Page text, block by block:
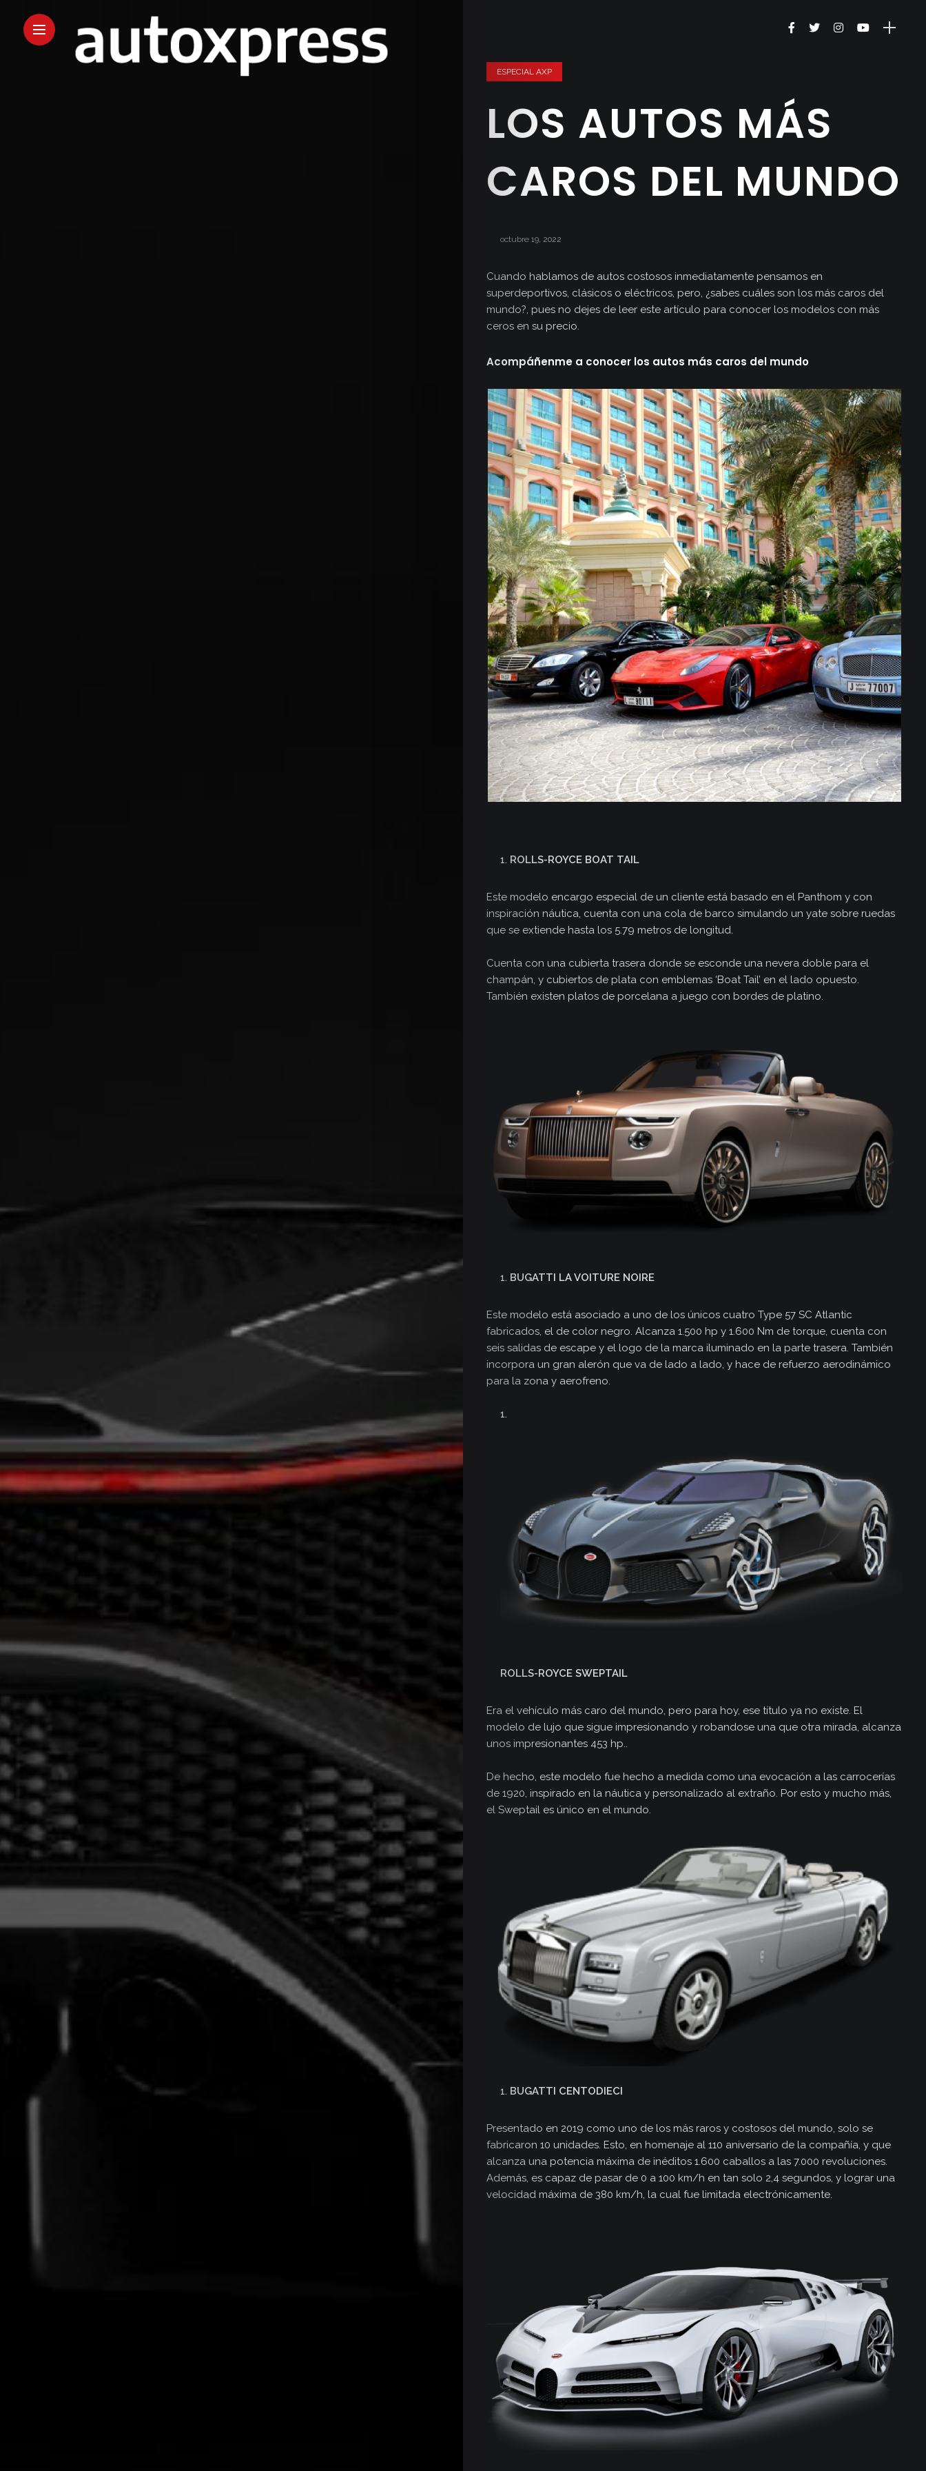
Inicio
Secciones
Revista
Videos
Seminuevos
Kit
Contacto
ESPECIAL AXP
LOS AUTOS MÁS
CAROS DEL MUNDO
octubre 19, 2022
Cuando hablamos de autos costosos inmediatamente pensamos en
superdeportivos, clásicos o eléctricos, pero, ¿sabes cuáles son los más caros del
mundo?, pues no dejes de leer este artículo para conocer los modelos con más
ceros en su precio.
Acompáñenme a conocer los autos más caros del mundo
ROLLS-ROYCE BOAT TAIL
Este modelo encargo especial de un cliente está basado en el Panthom y con
inspiración náutica, cuenta con una cola de barco simulando un yate sobre ruedas
que se extiende hasta los 5.79 metros de longitud.
Cuenta con una cubierta trasera donde se esconde una nevera doble para el
champán, y cubiertos de plata con emblemas ‘Boat Tail’ en el lado opuesto.
También existen platos de porcelana a juego con bordes de platino.
BUGATTI LA VOITURE NOIRE
Este modelo está asociado a uno de los únicos cuatro Type 57 SC Atlantic
fabricados, el de color negro. Alcanza 1.500 hp y 1.600 Nm de torque, cuenta con
seis salidas de escape y el logo de la marca iluminado en la parte trasera. También
incorpora un gran alerón que va de lado a lado, y hace de refuerzo aerodinámico
para la zona y aerofreno.
ROLLS-ROYCE SWEPTAIL
Era el vehículo más caro del mundo, pero para hoy, ese título ya no existe. El
modelo de lujo que sigue impresionando y robandose una que otra mirada, alcanza
unos impresionantes 453 hp..
De hecho, este modelo fue hecho a medida como una evocación a las carrocerías
de 1920, inspirado en la náutica y personalizado al extraño. Por esto y mucho más,
el Sweptail es único en el mundo.
BUGATTI CENTODIECI
Presentado en 2019 como uno de los más raros y costosos del mundo, solo se
fabricaron 10 unidades. Esto, en homenaje al 110 aniversario de la compañía, y que
alcanza una potencia máxima de inéditos 1.600 caballos a las 7.000 revoluciones.
Además, es capaz de pasar de 0 a 100 km/h en tan solo 2,4 segundos, y lograr una
velocidad máxima de 380 km/h, la cual fue limitada electrónicamente.